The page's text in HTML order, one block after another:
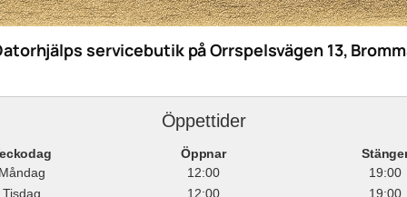
servicebutik på Orrspelsvägen 13,
Öppettider
Öppnar
12:00
19:00
Tisdag
12:00 19:00